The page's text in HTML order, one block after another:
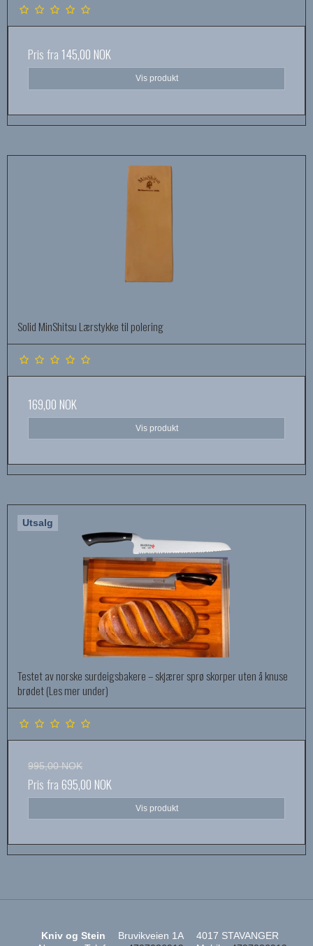
Pris fra 145,00 NOK
Vis produkt
Solid MinShitsu Lærstykke til polering
169,00 NOK
Vis produkt
Utsalg
Testet av norske surdeigsbakere – skjærer sprø skorper uten å knuse
brødet (Les mer under)
995,00 NOK
Pris fra 695,00 NOK
Vis produkt
Kniv og Stein Bruvikveien 1A
4017 STAVANGER